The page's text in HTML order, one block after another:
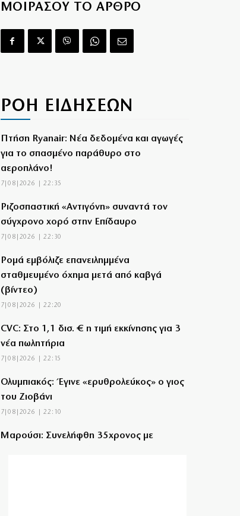
ΜΟΙΡΑΣΟΥ ΤΟ ΑΡΘΡΟ
ΡΟΗ ΕΙΔΗΣΕΩΝ
Πτήση Ryanair: Νέα δεδομένα και αγωγές
για το σπασμένο παράθυρο στο
αεροπλάνο!
7|08|2026 | 22:35
Ριζοσπαστική «Αντιγόνη» συναντά τον
σύγχρονο χορό στην Επίδαυρο
7|08|2026 | 22:30
Ρομά εμβόλιζε επανειλημμένα
σταθμευμένο όχημα μετά από καβγά
(βίντεο)
7|08|2026 | 22:20
CVC: Στο 1,1 δισ. € η τιμή εκκίνησης για 3
νέα πωλητήρια
7|08|2026 | 22:15
Ολυμπιακός: Έγινε «ερυθρολεύκος» ο γιος
του Ζιοβάνι
7|08|2026 | 22:10
Μαρούσι: Συνελήφθη 35χρονος με